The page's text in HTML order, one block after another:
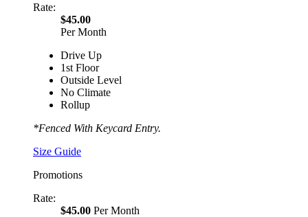
Rate:
$45.00
Per Month
Drive Up
1st Floor
Outside Level
No Climate
Rollup
*Fenced With Keycard Entry.
Size Guide
Promotions
Rate:
$45.00 Per Month